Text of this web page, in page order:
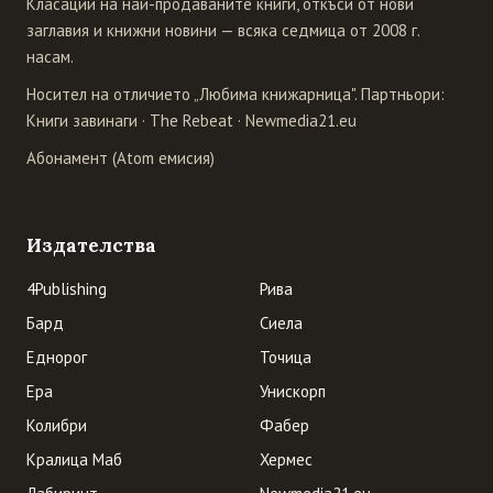
Класации на най-продаваните книги, откъси от нови
заглавия и книжни новини — всяка седмица от 2008 г.
насам.
Носител на отличието „Любима книжарница". Партньори:
Книги завинаги · The Rebeat · Newmedia21.eu
Абонамент (Atom емисия)
Издателства
4Publishing
Бард
Еднорог
Ера
Колибри
Кралица Маб
Рива
Сиела
Точица
Унискорп
Фабер
Хермес